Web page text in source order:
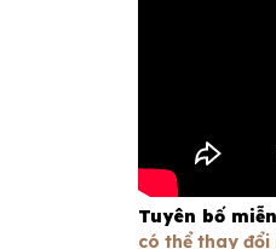
Tuyên bố
có thể thay